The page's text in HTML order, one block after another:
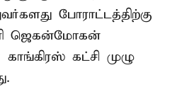
போராட்டத்திற்கு
ஜெகன்மோகன்
கட்சி முழு